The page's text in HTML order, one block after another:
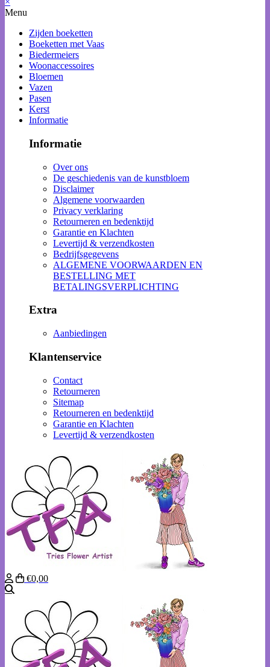
Menu
Zijden boeketten
Boeketten met Vaas
Biedermeiers
Woonaccessoires
Bloemen
Vazen
Pasen
Kerst
Informatie
Informatie
Over ons
De geschiedenis van de kunstbloem
Disclaimer
Algemene voorwaarden
Privacy verklaring
Retourneren en bedenktijd
Garantie en Klachten
Levertijd & verzendkosten
Bedrijfsgegevens
ALGEMENE VOORWAARDEN EN
BESTELLING MET
BETALINGSVERPLICHTING
Extra
Aanbiedingen
Klantenservice
Contact
Retourneren
Sitemap
Retourneren en bedenktijd
Garantie en Klachten
Levertijd & verzendkosten
€0,00